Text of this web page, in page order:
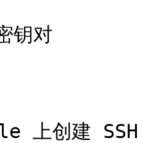
钥对
上创建 SSH